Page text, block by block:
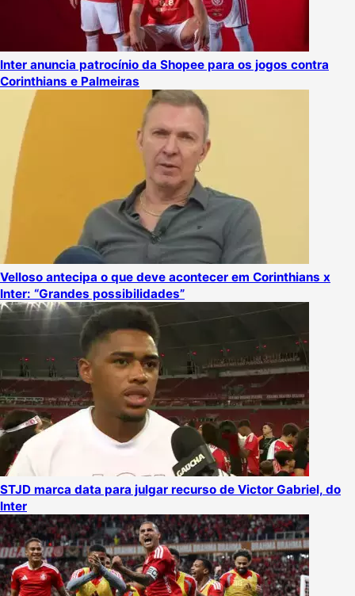
Inter anuncia patrocínio da Shopee para os jogos contra
Corinthians e Palmeiras
Velloso antecipa o que deve acontecer em Corinthians x
Inter: “Grandes possibilidades”
STJD marca data para julgar recurso de Victor Gabriel, do
Inter